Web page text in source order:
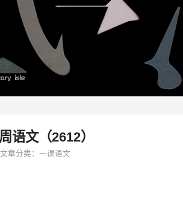
语文（2612）
文章分类： 一课语文